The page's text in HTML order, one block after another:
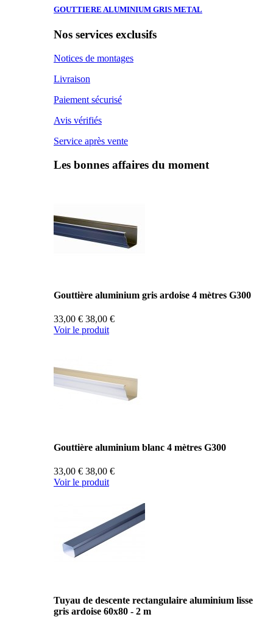
GOUTTIERE ALUMINIUM GRIS METAL
Nos services exclusifs
Notices de montages
Livraison
Paiement sécurisé
Avis vérifiés
Service après vente
Les bonnes affaires du moment
Gouttière aluminium gris ardoise 4 mètres G300
33,00 € 38,00 €
Voir le produit
Gouttière aluminium blanc 4 mètres G300
33,00 € 38,00 €
Voir le produit
Tuyau de descente rectangulaire aluminium lisse
gris ardoise 60x80 - 2 m